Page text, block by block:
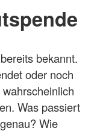
bekannt.
oder noch
Was passiert
Wie